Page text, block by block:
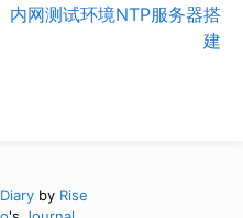
内网测试环境NTP服务器搭
建
Diaryby Rise